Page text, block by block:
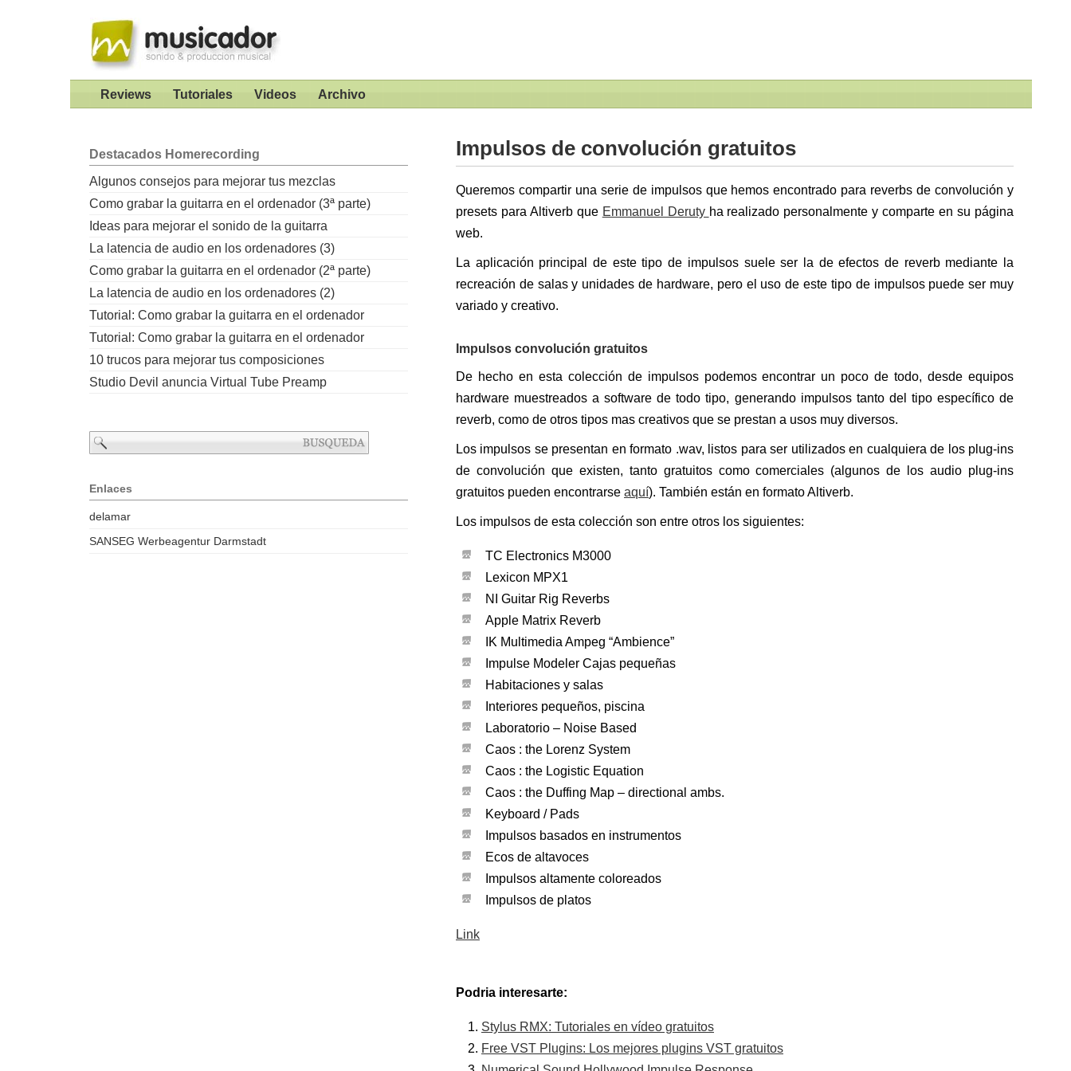
Impulsos de convolución gratuitos
Queremos compartir una serie de impulsos que hemos encontrado para reverbs de convolución y
presets para Altiverb que Emmanuel Deruty ha realizado personalmente y comparte en su página
web.
La aplicación principal de este tipo de impulsos suele ser la de efectos de reverb mediante la
recreación de salas y unidades de hardware, pero el uso de este tipo de impulsos puede ser muy
variado y creativo.
Impulsos convolución gratuitos
De hecho en esta colección de impulsos podemos encontrar un poco de todo, desde equipos
hardware muestreados a software de todo tipo, generando impulsos tanto del tipo específico de
reverb, como de otros tipos mas creativos que se prestan a usos muy diversos.
Los impulsos se presentan en formato .wav, listos para ser utilizados en cualquiera de los plug-ins
de convolución que existen, tanto gratuitos como comerciales (algunos de los audio plug-ins
gratuitos pueden encontrarse aquí). También están en formato Altiverb.
Los impulsos de esta colección son entre otros los siguientes:
TC Electronics M3000
Lexicon MPX1
NI Guitar Rig Reverbs
Apple Matrix Reverb
IK Multimedia Ampeg “Ambience”
Impulse Modeler Cajas pequeñas
Habitaciones y salas
Interiores pequeños, piscina
Laboratorio – Noise Based
Caos : the Lorenz System
Caos : the Logistic Equation
Caos : the Duffing Map – directional ambs.
Keyboard / Pads
Impulsos basados en instrumentos
Ecos de altavoces
Impulsos altamente coloreados
Impulsos de platos
Link
Podria interesarte:
Stylus RMX: Tutoriales en vídeo gratuitos
Free VST Plugins: Los mejores plugins VST gratuitos
Reviews Tutoriales Videos Archivo
Destacados Homerecording
Algunos consejos para mejorar tus mezclas
Como grabar la guitarra en el ordenador (3ª parte)
Ideas para mejorar el sonido de la guitarra
La latencia de audio en los ordenadores (3)
Como grabar la guitarra en el ordenador (2ª parte)
La latencia de audio en los ordenadores (2)
Tutorial: Como grabar la guitarra en el ordenador
Tutorial: Como grabar la guitarra en el ordenador
10 trucos para mejorar tus composiciones
Studio Devil anuncia Virtual Tube Preamp
Enlaces
delamar
SANSEG Werbeagentur Darmstadt